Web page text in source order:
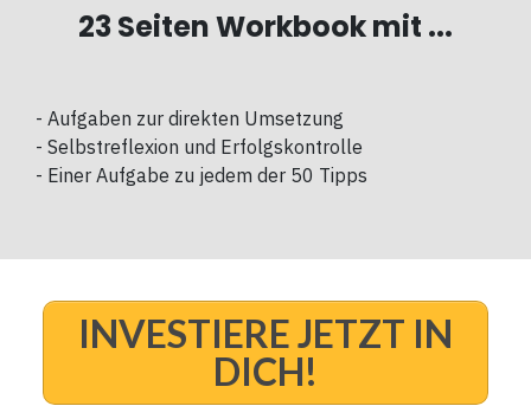
23 Seiten Workbook mit ...
- Aufgaben zur direkten Umsetzung
- Selbstreflexion und Erfolgskontrolle
- Einer Aufgabe zu jedem der 50 Tipps
INVESTIERE JETZT IN
DICH!